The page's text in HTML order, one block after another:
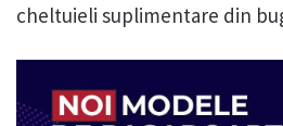
cheltuieli suplimentare din